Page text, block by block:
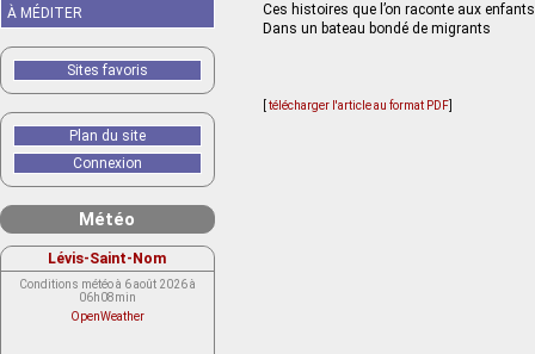
Ces histoires que l’on raconte aux enfants
Dans un bateau bondé de migrants
télécharger l'article au format PDF
À MÉDITER
Sites favoris
Plan du site
Connexion
Météo
Lévis-Saint-Nom
Conditions météo à 6 août 2026 à
06h08min
OpenWeather